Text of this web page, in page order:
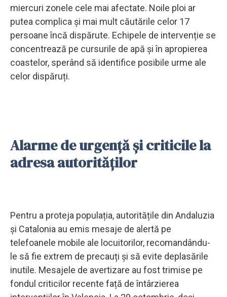
miercuri zonele cele mai afectate. Noile ploi ar
putea complica și mai mult căutările celor 17
persoane încă dispărute. Echipele de intervenție se
concentrează pe cursurile de apă și în apropierea
coastelor, sperând să identifice posibile urme ale
celor dispăruți.
Alarme de urgență și criticile la
adresa autorităților
Pentru a proteja populația, autoritățile din Andaluzia
și Catalonia au emis mesaje de alertă pe
telefoanele mobile ale locuitorilor, recomandându-
le să fie extrem de precauți și să evite deplasările
inutile. Mesajele de avertizare au fost trimise pe
fondul criticilor recente față de întârzierea